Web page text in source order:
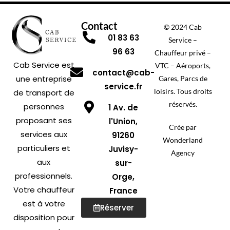
Cab Service est
une entreprise
de transport de
personnes
proposant ses
services aux
particuliers et
aux
professionnels.
Votre chauffeur
est à votre
disposition pour
Contact
01 83 63
96 63
contact@cab-
service.fr
1 Av. de
l'Union,
91260
Juvisy-
sur-
Orge,
France
Réserver
© 2024 Cab
Service –
Chauffeur privé –
VTC – Aéroports,
Gares, Parcs de
loisirs. Tous droits
réservés.
Crée par
Wonderland
Agency